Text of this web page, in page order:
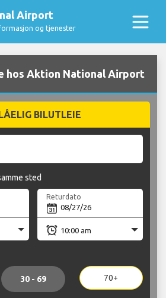
Airport
og tjenester
hos Aktion National Airport
BILUTLEIE
sted
Returdato
30 - 69 70+